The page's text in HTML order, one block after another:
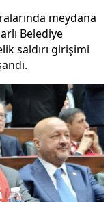
meydana
Belediye
saldırı girişimi